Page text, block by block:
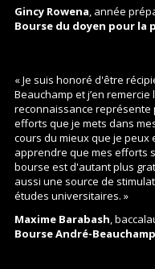
Gincy Rowena, année
Bourse du doyen pour la
« Je suis honoré d'être
Beauchamp et j’en
reconnaissance représente
efforts que je mets dans
cours du mieux que je peux
apprendre que mes efforts
bourse est d'autant plus
aussi une source de
études universitaires. »
Maxime Barabash,
Bourse André-Beauchamp